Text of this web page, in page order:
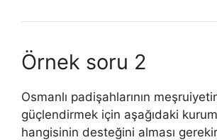
Örnek soru 2
Osmanlı padişahlarının
güçlendirmek için aşağıdaki
hangisinin desteğini alması